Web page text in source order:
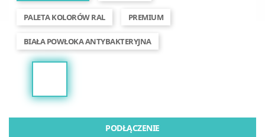
PALETA KOLORÓW RAL PREMIUM
BIAŁA POWŁOKA ANTYBAKTERYJNA
PODŁĄCZENIE